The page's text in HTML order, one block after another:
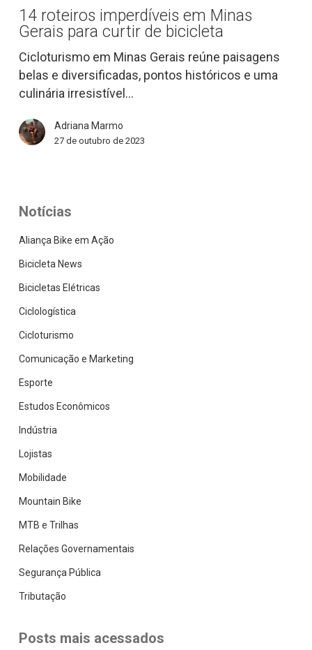
em
Minas
Gerais
para
curtir
bicicleta
14 roteiros imperdíveis em Minas
Gerais para curtir de bicicleta
Cicloturismo em Minas Gerais reúne paisagens
belas e diversificadas, pontos históricos e uma
culinária irresistível…
Adriana Marmo
27 de outubro de 2023
Notícias
Aliança Bike em Ação
Bicicleta News
Bicicletas Elétricas
Ciclologística
Cicloturismo
Comunicação e Marketing
Esporte
Estudos Econômicos
Indústria
Lojistas
Mobilidade
Mountain Bike
MTB e Trilhas
Relações Governamentais
Segurança Pública
Tributação
Posts mais acessados